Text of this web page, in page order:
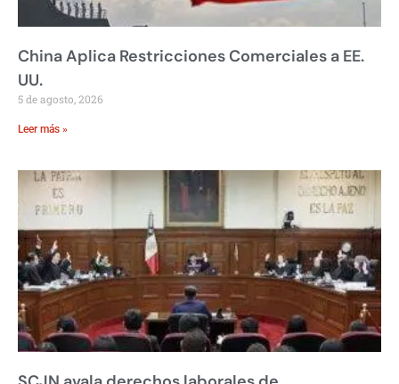
China Aplica Restricciones Comerciales a EE.
UU.
5 de agosto, 2026
Leer más »